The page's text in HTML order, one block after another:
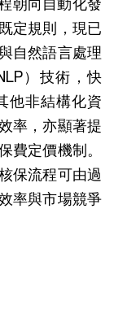
定規則，現已
自然語言處理
）技術，快
他非結構化資
率，亦顯著提
費定價機制。
保流程可由過
率與市場競爭